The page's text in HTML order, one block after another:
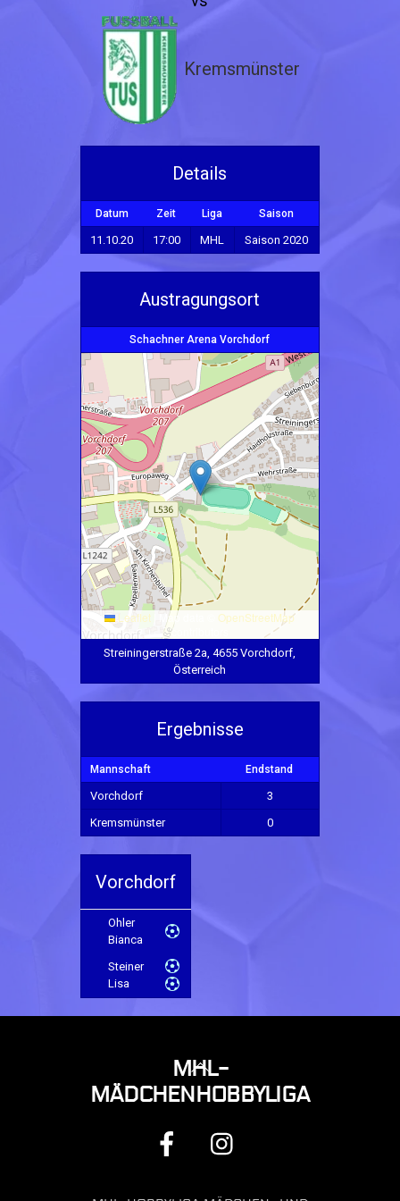
Kremsmünster
Details
Datum Zeit Liga Saison
11.10.20 17:00 MHL Saison 2020
Austragungsort
Schachner Arena Vorchdorf
Leaflet Map data ©OpenStreetMap
contributors
Streiningerstraße 2a, 4655 Vorchdorf,
Österreich
Ergebnisse
Mannschaft Endstand
Vorchdorf
3
Kremsmünster
0
Vorchdorf
Ohler
Bianca
Steiner
Lisa
BACK
TO
MHL-
MÄDCHENHOBBYLIGA
FACEBOOK